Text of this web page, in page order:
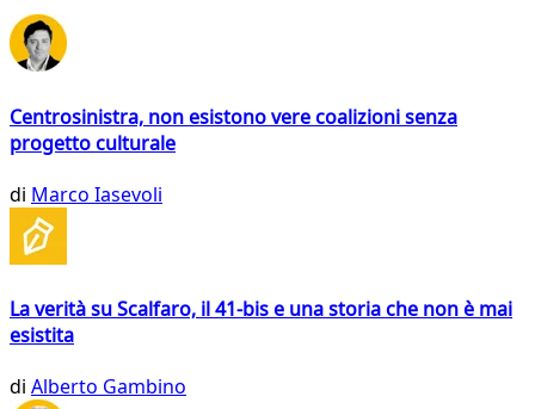
Centrosinistra, non esistono vere coalizioni senza
progetto culturale
di Marco Iasevoli
La verità su Scalfaro, il 41-bis e una storia che non è mai
esistita
di Alberto Gambino